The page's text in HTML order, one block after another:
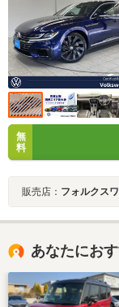
無
料
販売店： フォルクス
あなたにお